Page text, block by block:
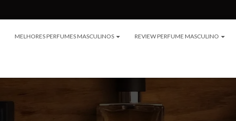
MELHORES PERFUMES MASCULINOS REVIEW PERFUME MASCULINO